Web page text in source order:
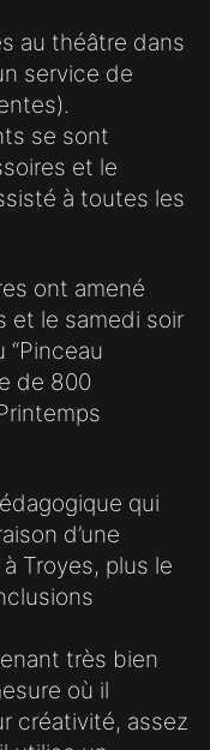
au théâtre dans
service de
se sont
et le
à toutes les
ont amené
et le samedi soir
de 800
qui
d’une
Troyes, plus le
très bien
où il
créativité, assez